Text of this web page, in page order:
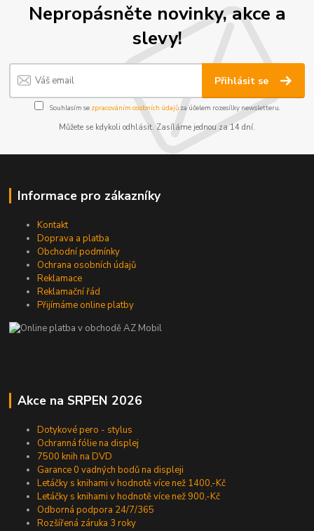
Nepropásněte novinky, akce a
slevy!
Přihlásit se
Souhlasím se zpracováním osobních údajůza účelem rozesílky newsletteru.
Můžete se kdykoli odhlásit. Zasíláme jednou za 14 dní.
Informace pro zákazníky
Kontakt
Doprava a platba
Obchodní podmínky
Ochrana osobních údajů
Reklamace
Reklamační řád
Přijímáme online platby
Akce na SRPEN 2026
Dotykové pero - stylus
Ochranná fólie na displej
7500 knih na DVD
Garance 0 vadných bodů na displeji
Letáčky s knihami v hodnotě více než 1400,-Kč
Letáčky s knihami v hodnotě více než 900,-Kč
Odborná podpora 24/7/365
Rozšířená záruka 3 roky